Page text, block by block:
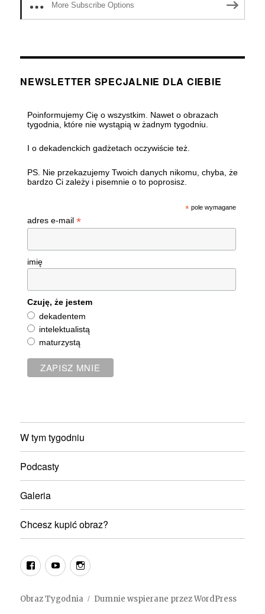
More Subscribe Options
NEWSLETTER SPECJALNIE DLA CIEBIE
Poinformujemy Cię o wszystkim. Nawet o obrazach
tygodnia, które nie wystąpią w żadnym tygodniu.
I o dekadenckich gadżetach oczywiście też.
PS. Nie przekazujemy Twoich danych nikomu, chyba, że
bardzo Ci zależy i pisemnie o to poprosisz.
*pole wymagane
adres e-mail *
imię
Czuję, że jestem
dekadentem
intelektualistą
maturzystą
W tym tygodniu
Podcasty
Galeria
Chcesz kupić obraz?
fb youtubeinstagram
Obraz Tygodnia Dumnie wspierane przez WordPress